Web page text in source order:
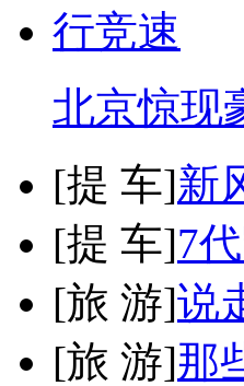
北京惊现
[提 车]新
[提 车]7
[旅 游]说
[旅 游]那